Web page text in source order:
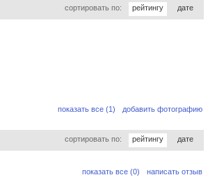
сортировать по: рейтингу дате
добавить фотографию
показать все (1)
сортировать по: рейтингу дате
написать отзыв
показать все (0)